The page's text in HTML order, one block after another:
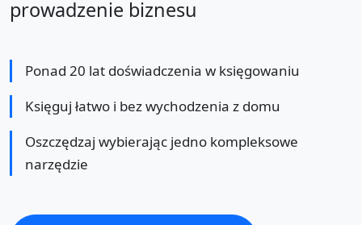
prowadzenie biznesu
Ponad 20 lat doświadczenia w księgowaniu
Księguj łatwo i bez wychodzenia z domu
Oszczędzaj wybierając jedno kompleksowe
narzędzie